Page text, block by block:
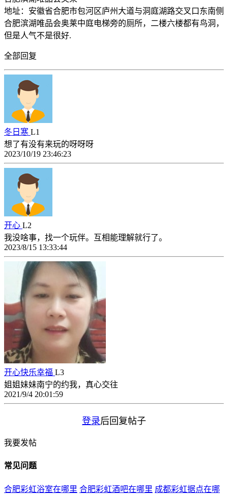
地址：安徽省合肥市包河区庐州大道与洞庭湖路交叉口东南侧
合肥滨湖唯品会奥莱中庭电梯旁的厕所，二楼六楼都有鸟洞，
但是人气不是很好.
全部回复
冬日寒 L1
想了有没有来玩的呀呀呀
2023/10/19 23:46:23
开心 L2
我没啥事，找一个玩伴。互相能理解就行了。
2023/8/15 13:33:44
开心快乐幸福 L3
姐姐妹妹南宁的约我，真心交往
2021/9/4 20:01:59
登录后回复帖子
我要发帖
常见问题
合肥彩虹浴室在哪里 合肥彩虹酒吧在哪里 成都彩虹据点在哪